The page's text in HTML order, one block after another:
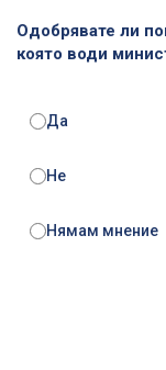
Одобрявате ли
която води
Да
Не
Нямам мнение